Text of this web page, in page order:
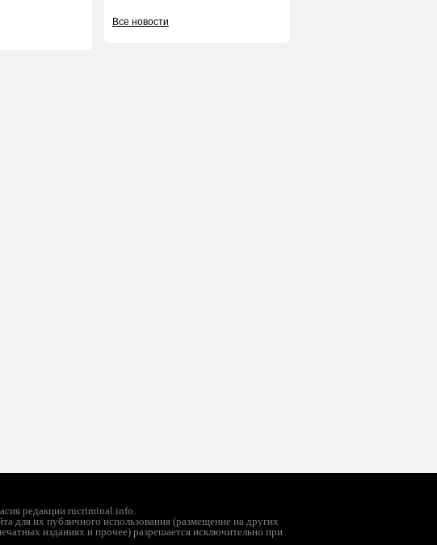
Все новости
редакции rucriminal.info.
для их публичного использования (размещение на других
изданиях и прочее) разрешается исключительно при